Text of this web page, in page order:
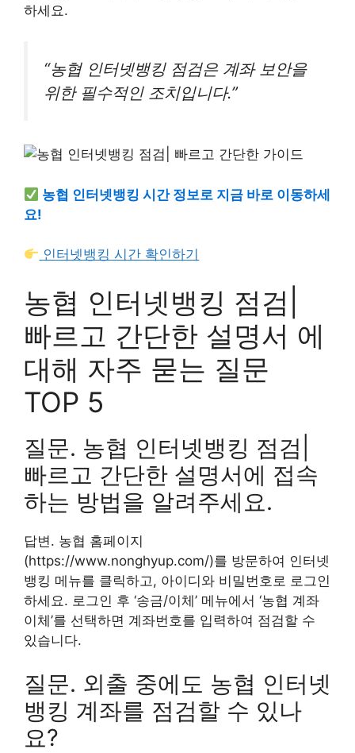
하세요.
“농협 인터넷뱅킹 점검은 계좌 보안을
위한 필수적인 조치입니다.”
농협 인터넷뱅킹 시간 정보로 지금 바로 이동하세
요!
인터넷뱅킹 시간 확인하기
농협 인터넷뱅킹 점검|
빠르고 간단한 설명서 에
대해 자주 묻는 질문
TOP 5
질문. 농협 인터넷뱅킹 점검|
빠르고 간단한 설명서에 접속
하는 방법을 알려주세요.
답변. 농협 홈페이지
(https://www.nonghyup.com/)를 방문하여 인터넷
뱅킹 메뉴를 클릭하고, 아이디와 비밀번호로 로그인
하세요. 로그인 후 ‘송금/이체’ 메뉴에서 ‘농협 계좌
이체’를 선택하면 계좌번호를 입력하여 점검할 수
있습니다.
질문. 외출 중에도 농협 인터넷
뱅킹 계좌를 점검할 수 있나
요?